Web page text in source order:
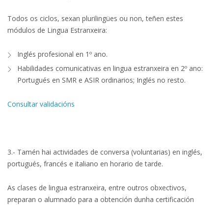
Todos os ciclos, sexan plurilingües ou non, teñen estes
módulos de Lingua Estranxeira:
Inglés profesional en 1º ano.
Habilidades comunicativas en lingua estranxeira en 2º ano:
Portugués en SMR e ASIR ordinarios; Inglés no resto.
Consultar validacións
3.- Tamén hai actividades de conversa (voluntarias) en inglés,
portugués, francés e italiano en horario de tarde.
As clases de lingua estranxeira, entre outros obxectivos,
preparan o alumnado para a obtención dunha certificación